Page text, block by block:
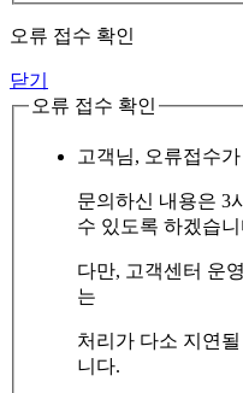
오류 접수 확인
닫기
오류 접수 확인
고객님, 오류접수
문의하신 내용은 3
수 있도록 하겠습니
다만, 고객센터 운
는
처리가 다소 지연
니다.